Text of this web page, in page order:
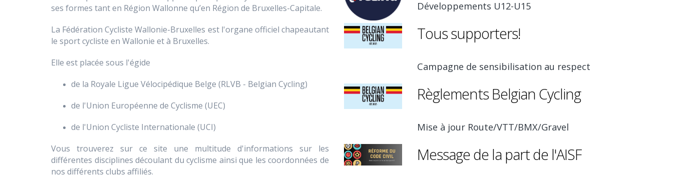
ses formes tant en Région Wallonne qu’en Région de Bruxelles-Capitale.
La Fédération Cycliste Wallonie-Bruxelles est l'organe officiel chapeautant
le sport cycliste en Wallonie et à Bruxelles.
Elle est placée sous l'égide
de la Royale Ligue Vélocipédique Belge (RLVB - Belgian Cycling)
de l'Union Européenne de Cyclisme (UEC)
de l'Union Cycliste Internationale (UCI)
Vous trouverez sur ce site une multitude d'informations sur les
différentes disciplines découlant du cyclisme ainsi que les coordonnées de
nos différents clubs affiliés.
Développements U12-U15
Tous supporters!
Campagne de sensibilisation au respect
Règlements Belgian Cycling
Mise à jour Route/VTT/BMX/Gravel
Message de la part de l'AISF